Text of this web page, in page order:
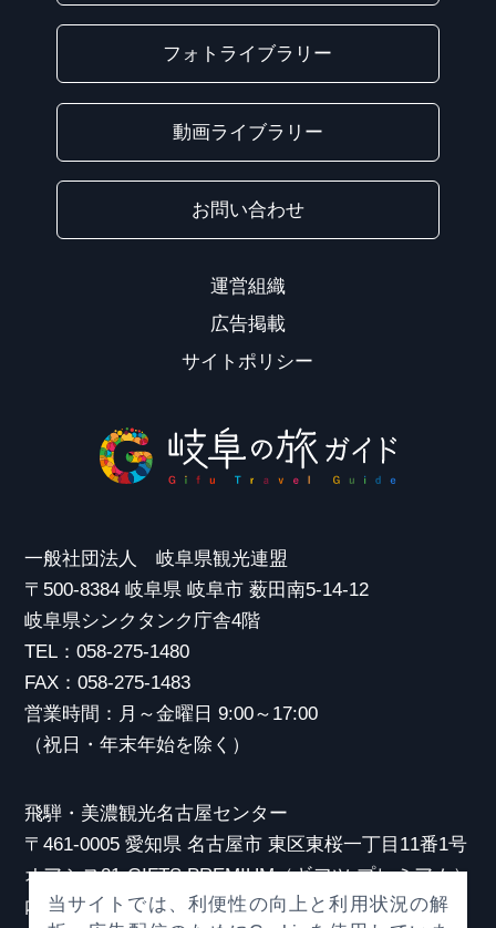
フォトライブラリー
動画ライブラリー
お問い合わせ
運営組織
広告掲載
サイトポリシー
一般社団法人 岐阜県観光連盟
〒500-8384 岐阜県 岐阜市 薮田南5-14-12
岐阜県シンクタンク庁舎4階
TEL：058-275-1480
FAX：058-275-1483
営業時間：月～金曜日 9:00～17:00
（祝日・年末年始を除く）
飛騨・美濃観光名古屋センター
〒461-0005 愛知県 名古屋市 東区東桜一丁目11番1号
オアシス21 GIFTS PREMIUM（ギフツ プレミアム）
内
当サイトでは、利便性の向上と利用状況の解